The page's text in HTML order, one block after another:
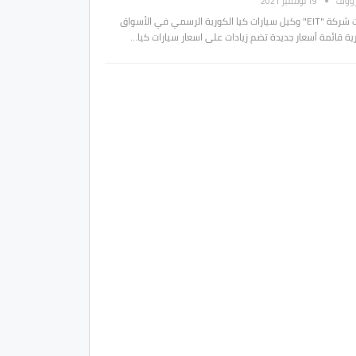
قدمت شركة "EIT" وكيل سيارات كيا الكورية الرسمي في الأسواق
قائمة أسعار جديدة تضم زيادات على اسعار سيارات كيا…